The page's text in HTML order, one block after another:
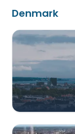
Denmark